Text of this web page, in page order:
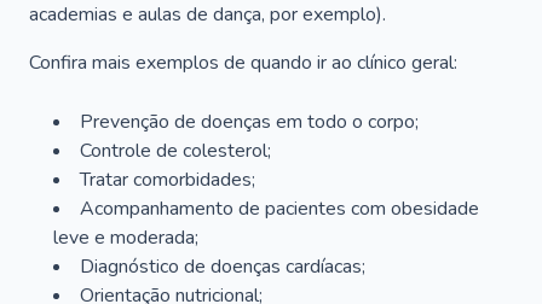
academias e aulas de dança, por exemplo).
Confira mais exemplos de quando ir ao clínico geral:
Prevenção de doenças em todo o corpo;
Controle de colesterol;
Tratar comorbidades;
Acompanhamento de pacientes com obesidade
leve e moderada;
Diagnóstico de doenças cardíacas;
Orientação nutricional;